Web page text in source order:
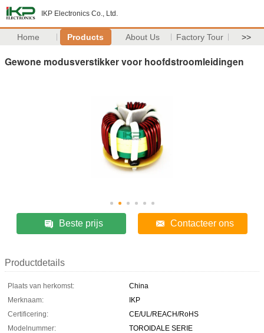
IKP Electronics Co., Ltd.
Home Products About Us Factory Tour >>
Gewone modusverstikker voor hoofdstroomleidingen
Beste prijs Contacteer ons
Productdetails
Plaats van herkomst:
China
Merknaam:
IKP
Certificering:
CE/UL/REACH/RoHS
Modelnummer:
TOROIDALE SERIE